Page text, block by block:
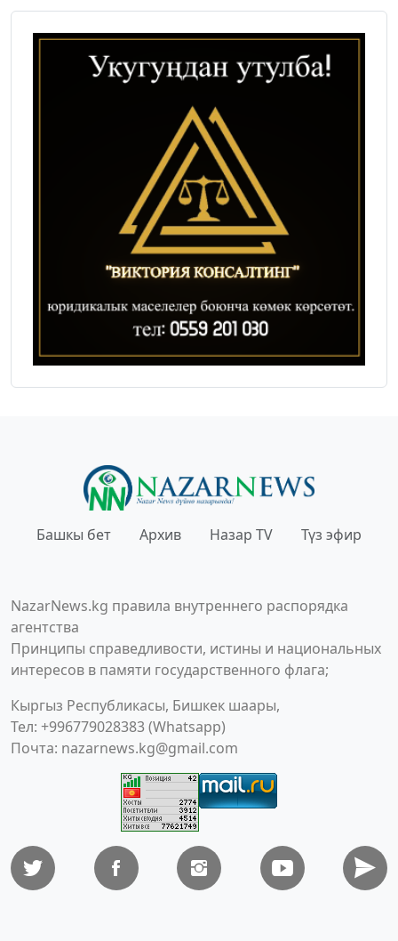
Башкы бет Архив Назар TV Түз эфир
NazarNews.kg правила внутреннего распорядка
агентства
Принципы справедливости, истины и национальных
интересов в памяти государственного флага;
Кыргыз Республикасы, Бишкек шаары,
Тел: +996779028383 (Whatsapp)
Почта: nazarnews.kg@gmail.com